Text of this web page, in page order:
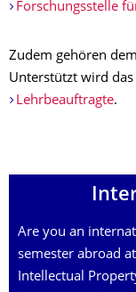
Forschungsstelle
Zudem gehören
Unterstützt wird
Lehrbeauftragte.
Are you an
semester abroad
Intellectual